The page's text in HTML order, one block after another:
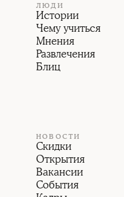
ЛЮДИ
Истории
Чему учиться
Мнения
Развлечения
Блиц
НОВОСТИ
Скидки
Открытия
Вакансии
События